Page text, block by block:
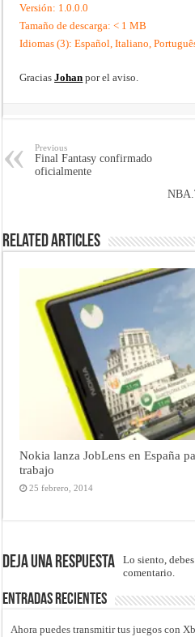
Versión: 1.0.0.0
Tamaño de descarga: < 1 MB
Idiomas (3): Español, Italiano,
GraciasJohan por el aviso.
Previous
Final Fantasy confirmado
oficialmente
Related Articles
Nokia lanza JobLens en España
trabajo
25 febrero, 2014
Deja una respuesta Lo siento,
comentario.
Entradas recientes
Ahora puedes transmitir tus juegos con